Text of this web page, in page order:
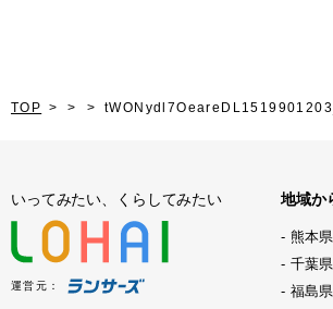
TOP
いってみたい、くらしてみたい
運営元：
地域か
熊本
千葉
福島